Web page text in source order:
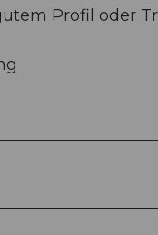
Profil oder